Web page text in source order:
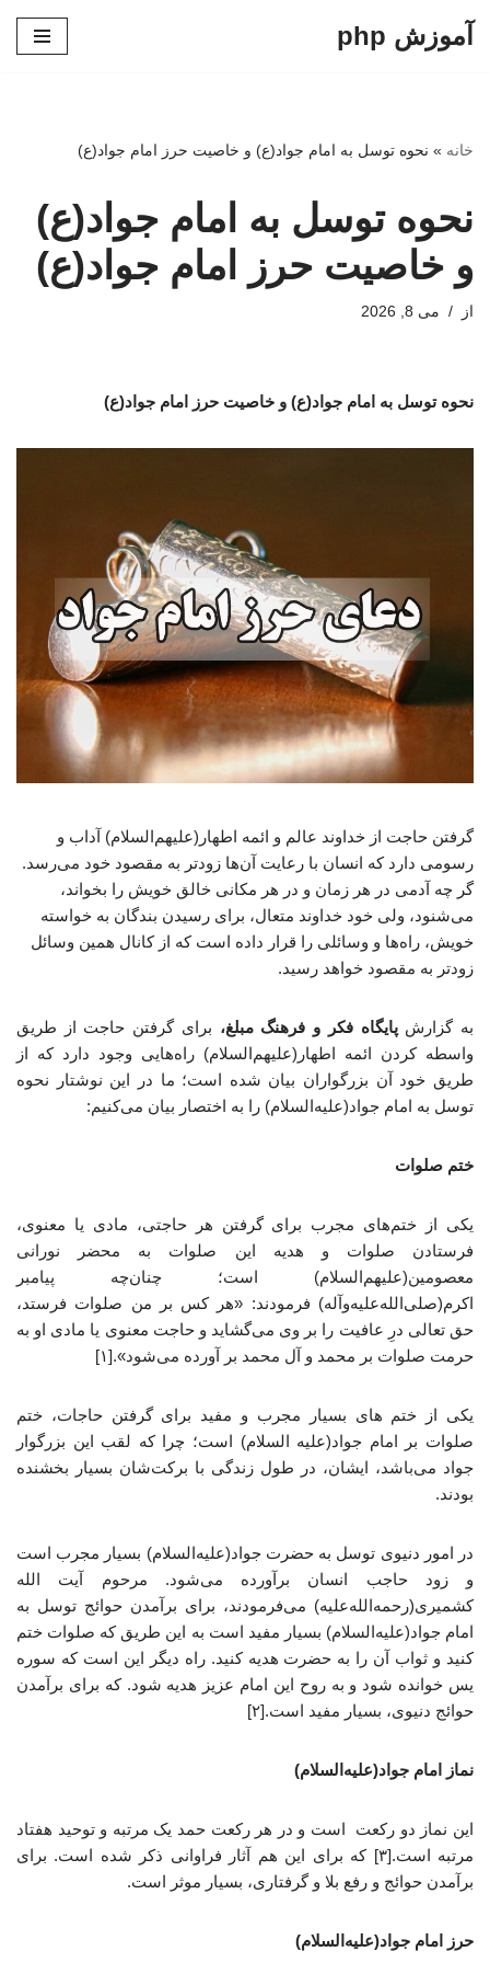
آموزش php
خانه » نحوه توسل به امام جواد(ع) و خاصیت حرز امام جواد(ع)
نحوه توسل به امام جواد(ع)
و خاصیت حرز امام جواد(ع)
از می 8, 2026
نحوه توسل به امام جواد(ع) و خاصیت حرز امام جواد(ع)
گرفتن حاجت از خداوند عالم و ائمه اطهار(علیهم‌السلام) آداب و
رسومی دارد که انسان با رعایت آن‌ها زودتر به مقصود خود می‌رسد.
گر چه آدمی در هر زمان و در هر مکانی خالق خویش را بخواند،
می‌شنود، ولی خود خداوند متعال، برای رسیدن بندگان به خواسته
خویش، راه‌ها و وسائلی را قرار داده است که از کانال همین وسائل
زودتر به مقصود خواهد رسید.
به گزارشپایگاه فکر و فرهنگ مبلغ، برای گرفتن حاجت از طریق
واسطه کردن ائمه اطهار(علیهم‌السلام) راه‌هایی وجود دارد که از
طریق خود آن بزرگواران بیان شده است؛ ما در این نوشتار نحوه
توسل به امام جواد(علیه‌السلام) را به اختصار بیان می‌کنیم:
ختم صلوات
یکی از ختم‌های مجرب برای گرفتن هر حاجتی، مادی یا معنوی،
فرستادن صلوات و هدیه این صلوات به محضر نورانی
معصومین(علیهم‌السلام) است؛ چنان‌چه پیامبر
اکرم(صلی‌الله‌علیه‌وآله) فرمودند: «هر کس بر من صلوات فرستد،
حق تعالی درِ عافیت را بر وی می‌گشاید و حاجت معنوی یا مادی او به
حرمت صلوات بر محمد و آل محمد بر آورده می‌شود».[۱]
یکی از ختم های بسیار مجرب و مفید برای گرفتن حاجات، ختم
صلوات بر امام جواد(علیه السلام) است؛ چرا که لقب این بزرگوار
جواد می‌باشد، ایشان، در طول زندگی با برکت‌شان بسیار بخشنده
بودند.
در امور دنیوی توسل به حضرت جواد(علیه‌السلام) بسیار مجرب است
و زود حاجب انسان برآورده می‌شود. مرحوم آیت الله
کشمیری(رحمه‌الله‌علیه) می‌فرمودند، برای برآمدن حوائج توسل به
امام جواد(علیه‌السلام) بسیار مفید است به این طریق که صلوات ختم
کنید و ثواب آن را به حضرت هدیه کنید. راه دیگر این است که سوره
یس خوانده شود و به روح این امام عزیز هدیه شود. که برای برآمدن
حوائج دنیوی، بسیار مفید است.[۲]
نماز امام جواد(علیه‌السلام)
این نماز دو رکعت است و در هر رکعت حمد یک مرتبه و توحید هفتاد
مرتبه است.[۳] که برای این هم آثار فراوانی ذکر شده است. برای
برآمدن حوائج و رفع بلا و گرفتاری، بسیار موثر است.
حرز امام جواد(علیه‌السلام)